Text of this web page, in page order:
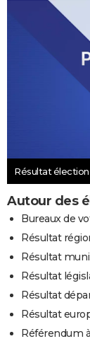
Résultat
Autour des
Bureaux de
Résultat
Résultat
Résultat
Résultat
Résultat
Référendum